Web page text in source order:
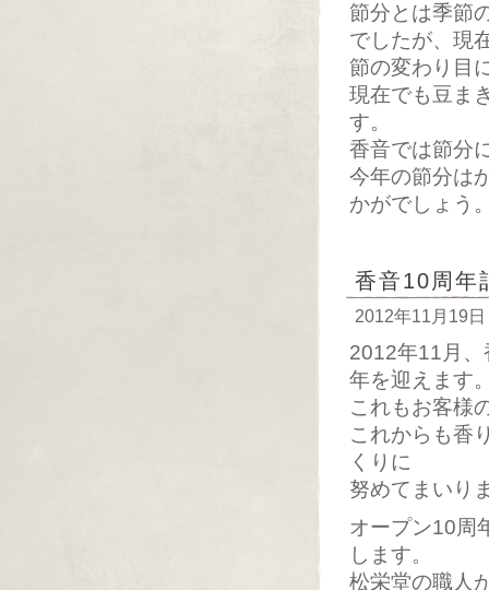
節分とは季節
でしたが、現
節の変わり目
現在でも豆ま
す。
香音では節分
今年の節分は
かがでしょう
香音10周年
2012年11月19日
2012年11月
年を迎えます
これもお客様
これからも香
くりに
努めてまいり
オープン10周
します。
松栄堂の職人